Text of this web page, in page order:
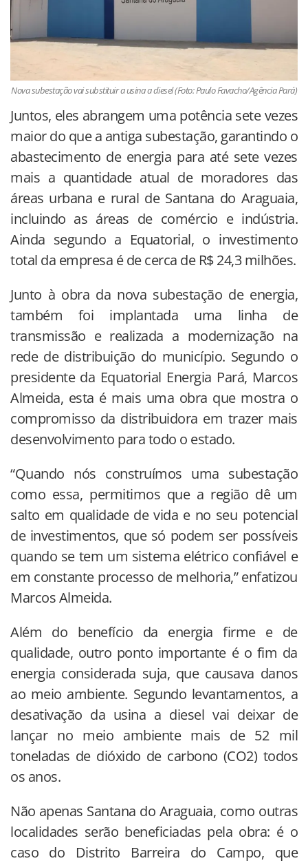
Nova subestação vai substituir a usina a diesel (Foto: Paulo Favacho/Agência Pará)
Juntos, eles abrangem uma potência sete vezes
maior do que a antiga subestação, garantindo o
abastecimento de energia para até sete vezes
mais a quantidade atual de moradores das
áreas urbana e rural de Santana do Araguaia,
incluindo as áreas de comércio e indústria.
Ainda segundo a Equatorial, o investimento
total da empresa é de cerca de R$ 24,3 milhões.
Junto à obra da nova subestação de energia,
também foi implantada uma linha de
transmissão e realizada a modernização na
rede de distribuição do município. Segundo o
presidente da Equatorial Energia Pará, Marcos
Almeida, esta é mais uma obra que mostra o
compromisso da distribuidora em trazer mais
desenvolvimento para todo o estado.
“Quando nós construímos uma subestação
como essa, permitimos que a região dê um
salto em qualidade de vida e no seu potencial
de investimentos, que só podem ser possíveis
quando se tem um sistema elétrico confiável e
em constante processo de melhoria,” enfatizou
Marcos Almeida.
Além do benefício da energia firme e de
qualidade, outro ponto importante é o fim da
energia considerada suja, que causava danos
ao meio ambiente. Segundo levantamentos, a
desativação da usina a diesel vai deixar de
lançar no meio ambiente mais de 52 mil
toneladas de dióxido de carbono (CO2) todos
os anos.
Não apenas Santana do Araguaia, como outras
localidades serão beneficiadas pela obra: é o
caso do Distrito Barreira do Campo, que